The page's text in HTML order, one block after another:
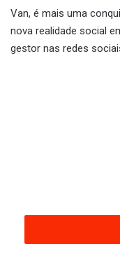
Van, é mais uma
nova realidade social
gestor nas redes